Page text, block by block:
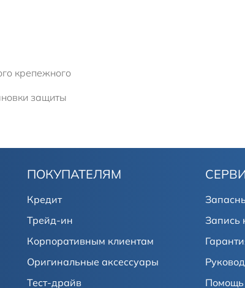
крепежного
защиты
ПОКУПАТЕЛЯМ
Кредит
Трейд-ин
Корпоративным клиентам
Оригинальные аксессуары
Тест-драйв
Запись
Помощь